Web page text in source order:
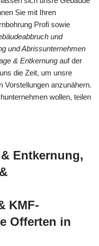
Sie mit Ihren
Profi sowie
und
und Abrissunternehmen
& Entkernung auf der
die Zeit, um unsre
Vorstellungen anzunähern.
wollen, teilen
Entkernung,
KMF-
Offerten in